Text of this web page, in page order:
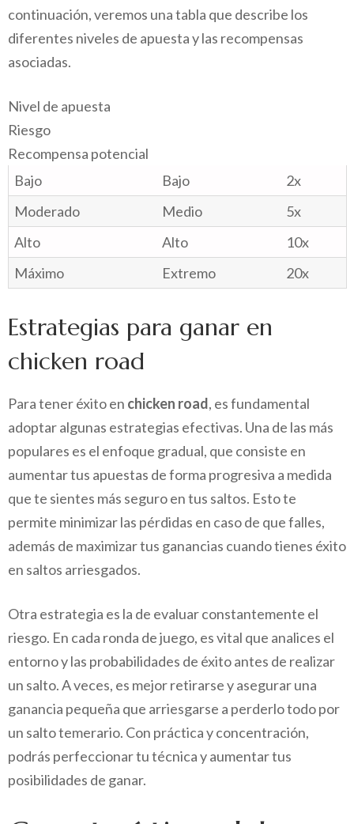
continuación, veremos una tabla que describe los
diferentes niveles de apuesta y las recompensas
asociadas.
Nivel de apuesta
Riesgo
Recompensa potencial
Bajo
Bajo
2x
Moderado
Medio
5x
Alto
Alto
10x
Máximo
Extremo 20x
Estrategias para ganar en
chicken road
Para tener éxito en chicken road, es fundamental
adoptar algunas estrategias efectivas. Una de las más
populares es el enfoque gradual, que consiste en
aumentar tus apuestas de forma progresiva a medida
que te sientes más seguro en tus saltos. Esto te
permite minimizar las pérdidas en caso de que falles,
además de maximizar tus ganancias cuando tienes éxito
en saltos arriesgados.
Otra estrategia es la de evaluar constantemente el
riesgo. En cada ronda de juego, es vital que analices el
entorno y las probabilidades de éxito antes de realizar
un salto. A veces, es mejor retirarse y asegurar una
ganancia pequeña que arriesgarse a perderlo todo por
un salto temerario. Con práctica y concentración,
podrás perfeccionar tu técnica y aumentar tus
posibilidades de ganar.